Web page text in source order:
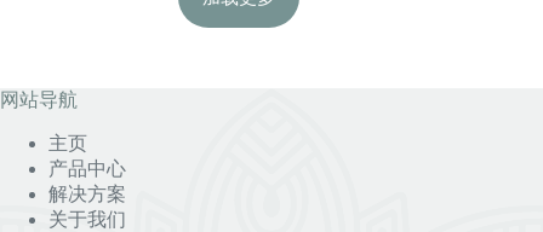
网站导航
主页
产品中心
解决方案
关于我们